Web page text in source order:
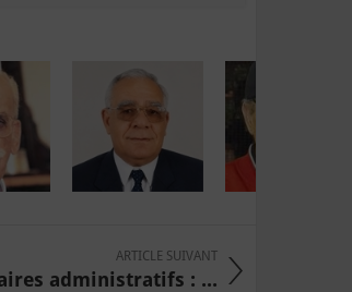
ARTICLE SUIVANT
administratifs : ...